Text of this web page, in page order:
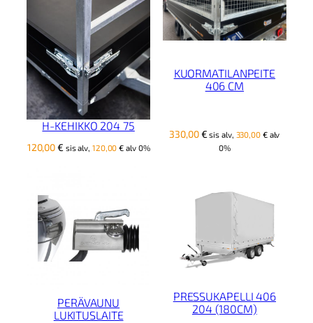
H-KEHIKKO 204 75
120,00€ sis alv, 120,00€ alv 0%
KUORMATILANPEITE
406 CM
330,00€ sis alv, 330,00 €alv
0%
PERÄVAUNU
LUKITUSLAITE
PRESSUKAPELLI 406
204 (180CM)